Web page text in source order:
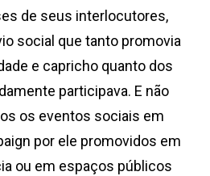
de seus interlocutores,
social que tanto promovia
e capricho quanto dos
participava. E não
os eventos sociais em
por ele promovidos em
ou em espaços públicos